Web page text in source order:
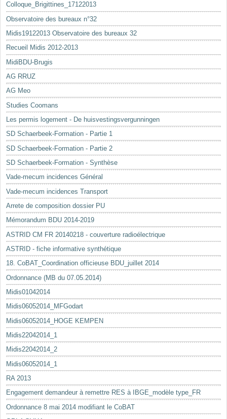
Colloque_Brigittines_17122013
Observatoire des bureaux n°32
Midis19122013 Observatoire des bureaux 32
Recueil Midis 2012-2013
MidiBDU-Brugis
AG RRUZ
AG Meo
Studies Coomans
Les permis logement - De huisvestingsvergunningen
SD Schaerbeek-Formation - Partie 1
SD Schaerbeek-Formation - Partie 2
SD Schaerbeek-Formation - Synthèse
Vade-mecum incidences Général
Vade-mecum incidences Transport
Arrete de composition dossier PU
Mémorandum BDU 2014-2019
ASTRID CM FR 20140218 - couverture radioélectrique
ASTRID - fiche informative synthétique
18. CoBAT_Coordination officieuse BDU_juillet 2014
Ordonnance (MB du 07.05.2014)
Midis01042014
Midis06052014_MFGodart
Midis06052014_HOGE KEMPEN
Midis22042014_1
Midis22042014_2
Midis06052014_1
RA 2013
Engagement demandeur à remettre RES à IBGE_modèle type_FR
Ordonnance 8 mai 2014 modifiant le CoBAT